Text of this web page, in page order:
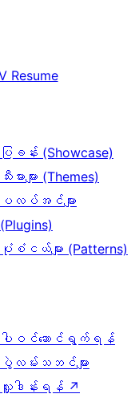
Resume
ပြခန်း (Showcase)
သီးမားများ (Themes)
ပလပ်အင်များ
(Plugins)
ပုံစံငယ်များ (Patterns)
ပါဝင်ဆောင်ရွက်ရန်
ပွဲလမ်းသဘင်များ
လှူဒါန်းရန် ↗